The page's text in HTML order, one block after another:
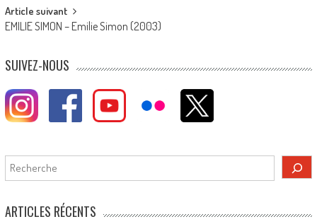
Article suivant
EMILIE SIMON – Emilie Simon (2003)
SUIVEZ-NOUS
Rechercher
ARTICLES RÉCENTS